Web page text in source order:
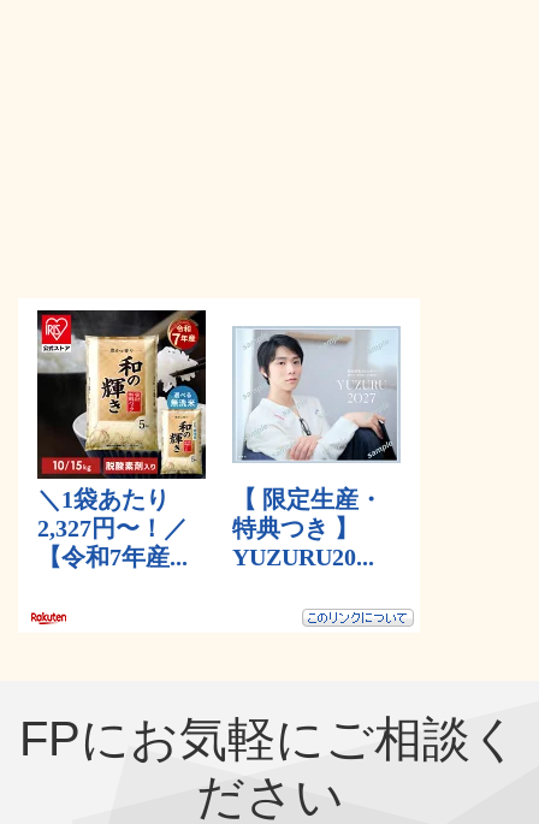
FPにお気軽にご相談く
ださい